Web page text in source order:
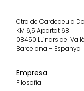
Ctra de Cardedeu a
KM 6,5 Apartat 68
08450 LLinars del
Barcelona – Espanya
Empresa
Filosofia